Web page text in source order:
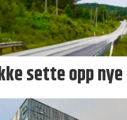
sette opp